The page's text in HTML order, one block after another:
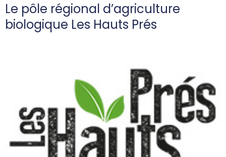
Le pôle régional d’agriculture
biologique Les Hauts Prés